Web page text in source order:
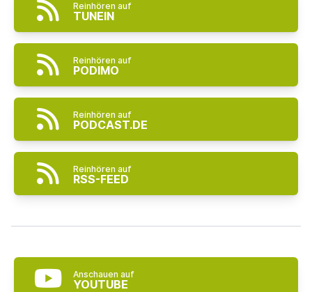
Reinhören auf
TUNEIN
Reinhören auf
PODIMO
Reinhören auf
PODCAST.DE
Reinhören auf
RSS-FEED
Anschauen auf
YOUTUBE